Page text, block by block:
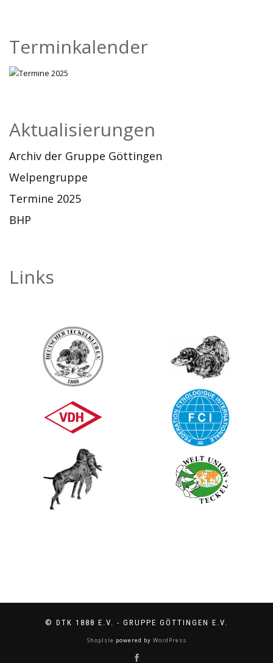
Terminkalender
Aktualisierungen
Archiv der Gruppe Göttingen
Welpengruppe
Termine 2025
BHP
Links
© DTK 1888 E.V. - GRUPPE GÖTTINGEN E.V.
ShopIsle powered by WordPress